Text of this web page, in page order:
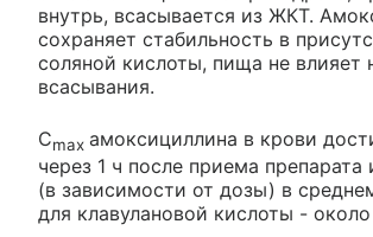
внутрь, всасывается из ЖКТ.
сохраняет стабильность в
соляной кислоты, пища не влияет
всасывания.
Cmax амоксициллина в крови
через 1 ч после приема препарата
(в зависимости от дозы) в
для клавулановой кислоты -